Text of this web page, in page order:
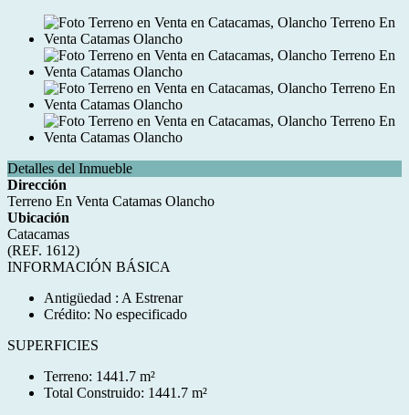
Detalles del Inmueble
Dirección
Terreno En Venta Catamas Olancho
Ubicación
Catacamas
(REF. 1612)
INFORMACIÓN BÁSICA
Antigüedad : A Estrenar
Crédito: No especificado
SUPERFICIES
Terreno: 1441.7 m²
Total Construido: 1441.7 m²